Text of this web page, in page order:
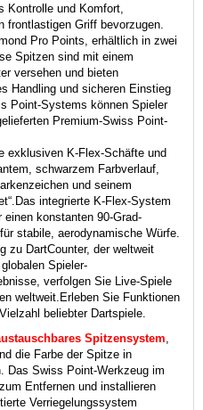
Kontrolle und Komfort,
frontlastigen Griff bevorzugen.
Pro Points, erhältlich in zwei
Spitzen sind mit einem
versehen und bieten
Handling und sicheren Einstieg
Point-Systems können Spieler
Premium-Swiss Point-
exklusiven K-Flex-Schäfte und
schwarzem Farbverlauf,
und seinem
Das integrierte K-Flex-System
konstanten 90-Grad-
stabile, aerodynamische Würfe.
zu DartCounter, der weltweit
Spieler-
verfolgen Sie Live-Spiele
weltweit. Erleben Sie Funktionen
beliebter Dartspiele.
Spitzensystem
die Farbe der Spitze in
Das Swiss Point-Werkzeug im
Entfernen und installieren
Verriegelungssystem